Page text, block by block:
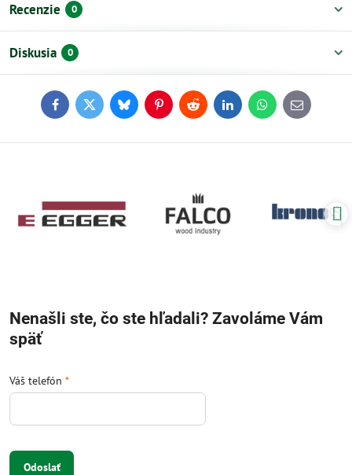
Recenzie 0
Diskusia 0
FacebookTwitterBlueskyPinterestReddit LinkedInWhatsApp
E-
mail
Nenašli ste, čo ste hľadali? Zavoláme Vám
späť
Váš telefón *
Odoslať